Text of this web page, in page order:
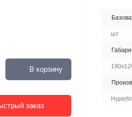
В корзину
заказ
шт